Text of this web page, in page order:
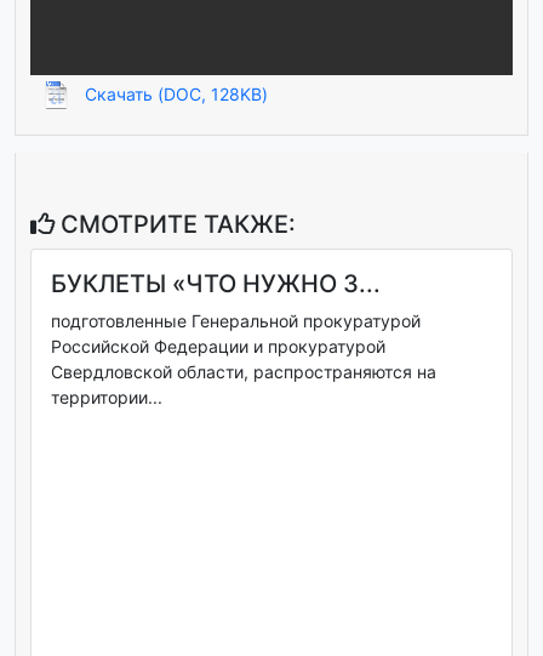
Скачать (DOC, 128KB)
СМОТРИТЕ ТАКЖЕ:
БУКЛЕТЫ «ЧТО НУЖНО З...
подготовленные Генеральной прокуратурой
Российской Федерации и прокуратурой
Свердловской области, распространяются на
территории...